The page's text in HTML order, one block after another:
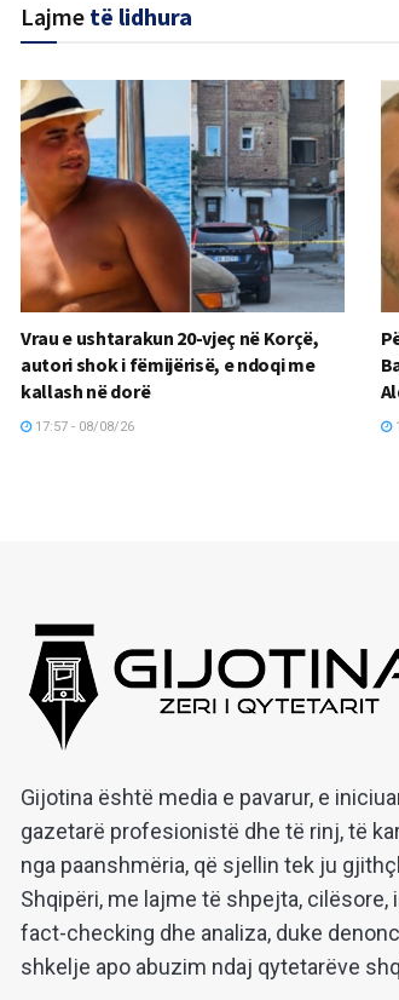
Lajme të lidhura
Vrau e ushtarakun 20-vjeç në Korçë,
autori shok i fëmijërisë, e ndoqi me
kallash në dorë
17:57 - 08/08/26
Gijotina është media e pavarur, e
gazetarë profesionistë dhe të rinj, të
nga paanshmëria, që sjellin tek ju
Shqipëri, me lajme të shpejta, cilësore,
fact-checking dhe analiza, duke
shkelje apo abuzim ndaj qytetarëve